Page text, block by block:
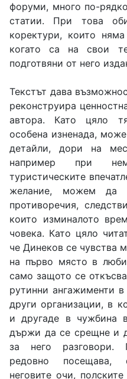
форуми, много по-
статии. При това
коректури, които
когато са на свои
подготвяни от него
Текстът дава
реконструира
автора. Като цяло
особена изненада,
детайли, дори на
например при
туристическите
желание, можем да
противоречия,
които изминалото
човека. Като цяло
че Динеков се чувства
на първо място в
само защото се
рутинни ангажименти
други организации, в
и другаде в чужбина
държи да се срещне и
за него разговори.
редовно посещава,
неговите очи,